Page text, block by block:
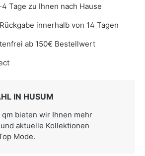
Tage zu Ihnen nach Hause
innerhalb von 14 Tagen
ab 150€ Bestellwert
IN HUSUM
qm bieten wir Ihnen mehr
aktuelle Kollektionen
Mode.